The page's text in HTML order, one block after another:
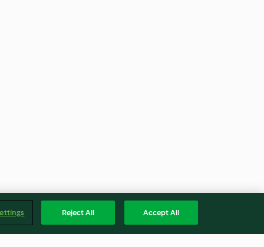
Reject All Accept All